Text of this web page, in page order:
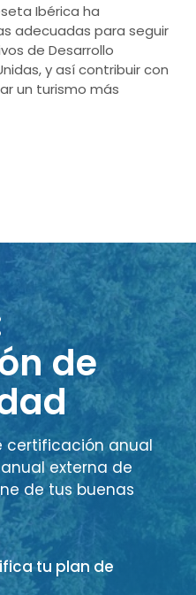
Ibérica ha
adecuadas para seguir
de Desarrollo
y así contribuir con
un turismo más
de
certificación anual
externa de
de tus buenas
tu plan de